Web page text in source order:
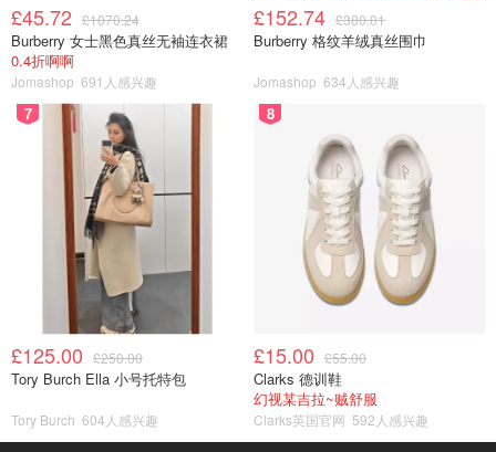
£45.72 £1070.24
Burberry 女士黑色真丝无袖连衣裙
0.4折啊啊
Jomashop 691人感兴趣
£152.74 £380.01
Burberry 格纹羊绒真丝围巾
Jomashop 634人感兴趣
7
£125.00 £250.00
Tory Burch Ella 小号托特包
Tory Burch 604人感兴趣
8
£15.00 £55.00
Clarks 德训鞋
幻视某吉拉~贼舒服
Clarks英国官网 592人感兴趣